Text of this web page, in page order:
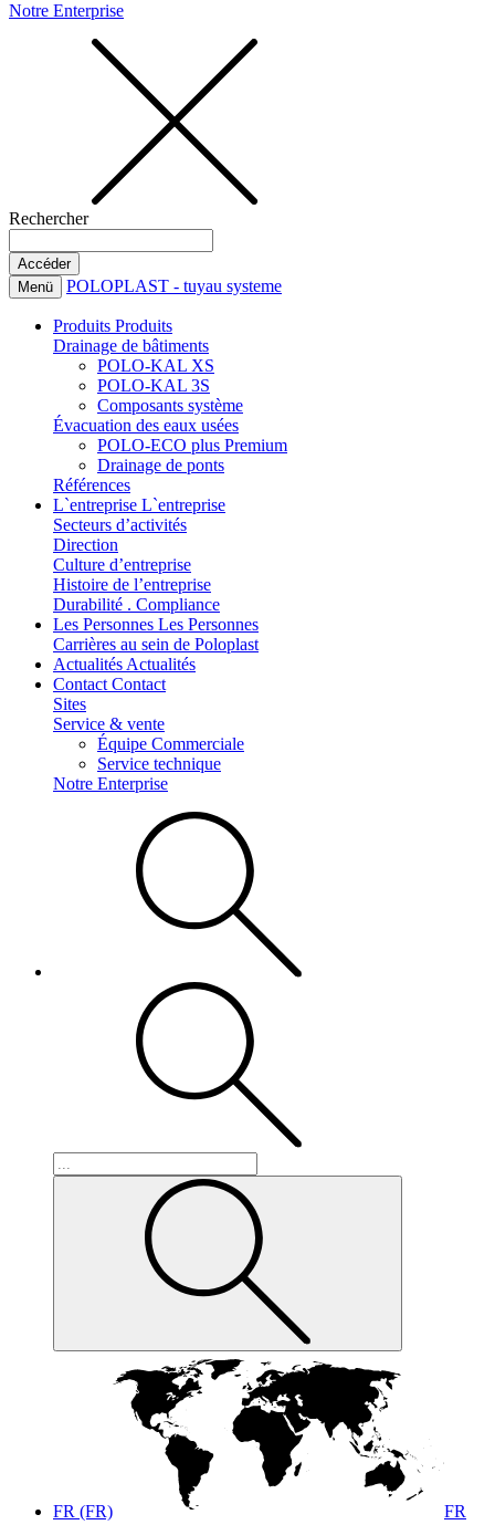
Notre Enterprise
Rechercher
Menü POLOPLAST - tuyau systeme
Produits Produits
Drainage de bâtiments
POLO-KAL XS
POLO-KAL 3S
Composants système
Évacuation des eaux usées
POLO-ECO plus Premium
Drainage de ponts
Références
L`entreprise L`entreprise
Secteurs d’activités
Direction
Culture d’entreprise
Histoire de l’entreprise
Durabilité . Compliance
Les Personnes Les Personnes
Carrières au sein de Poloplast
Actualités Actualités
Contact Contact
Sites
Service & vente
Équipe Commerciale
Service technique
Notre Enterprise
FR (FR) FR